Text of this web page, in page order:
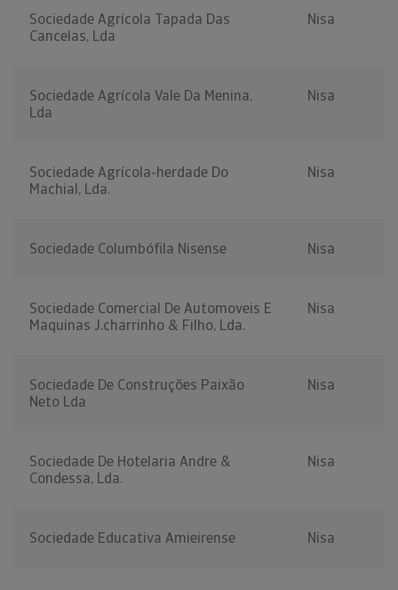
Sociedade Agrícola Tapada Das
Cancelas, Lda
Nisa
Sociedade Agrícola Vale Da Menina,
Lda
Nisa
Sociedade Agrícola-herdade Do
Machial, Lda.
Nisa
Sociedade Columbófila Nisense Nisa
Sociedade Comercial De Automoveis E
Maquinas J.charrinho & Filho, Lda.
Nisa
Sociedade De Construções Paixão
Neto Lda
Nisa
Sociedade De Hotelaria Andre &
Condessa, Lda.
Nisa
Sociedade Educativa Amieirense Nisa